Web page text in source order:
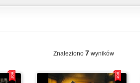
Znaleziono 7 wyników